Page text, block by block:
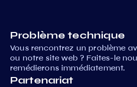
Problème technique
Vous rencontrez un problème
ou notre site web ? Faites-le
remédierons immédiatement.
Partenariat